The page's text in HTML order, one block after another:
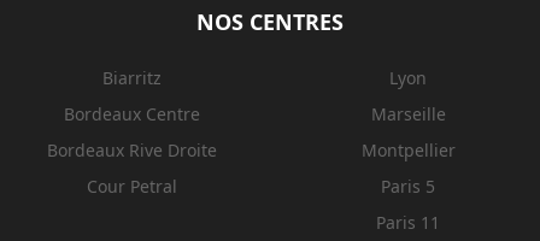
NOS CENTRES
Biarritz
Bordeaux Centre
Bordeaux Rive Droite
Cour Petral
Lyon
Marseille
Montpellier
Paris 5
Paris 11